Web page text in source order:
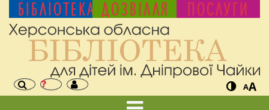
БІБЛІОТЕКА ДОЗВІЛЛЯ ПОСЛУГИ
AA